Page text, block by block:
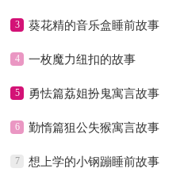
3 葵花精的音乐盒睡前故事
4 一枚魔力纽扣的故事
5 勇怯篇荔姐扮鬼寓言故事
6 勤惰篇狙公失猴寓言故事
7 想上学的小钢蹦睡前故事